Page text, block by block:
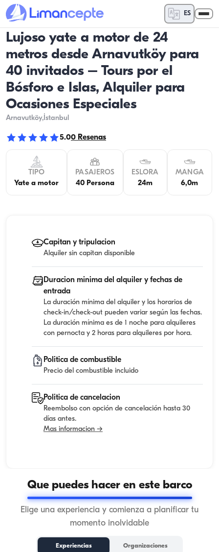
ES
Lujoso yate a motor de 24
metros desde Arnavutköy para
40 invitados – Tours por el
Bósforo e Islas, Alquiler para
Ocasiones Especiales
Arnavutköy,İstanbul
5.00 Resenas
TIPO
Yate a motor
PASAJEROS
40 Persona
ESLORA
24m
MANGA
6,0m
Capitan y tripulacion
Alquiler sin capitan disponible
Duracion minima del alquiler y fechas de
entrada
La duración mínima del alquiler y los horarios de
check-in/check-out pueden variar según las fechas.
La duración mínima es de 1 noche para alquileres
con pernocta y 2 horas para alquileres por hora.
Politica de combustible
Precio del combustible incluido
Politica de cancelacion
Reembolso con opción de cancelación hasta 30
días antes.
Mas informacion →
Que puedes hacer en este barco
Elige una experiencia y comienza a planificar tu
momento inolvidable
Experiencias Organizaciones